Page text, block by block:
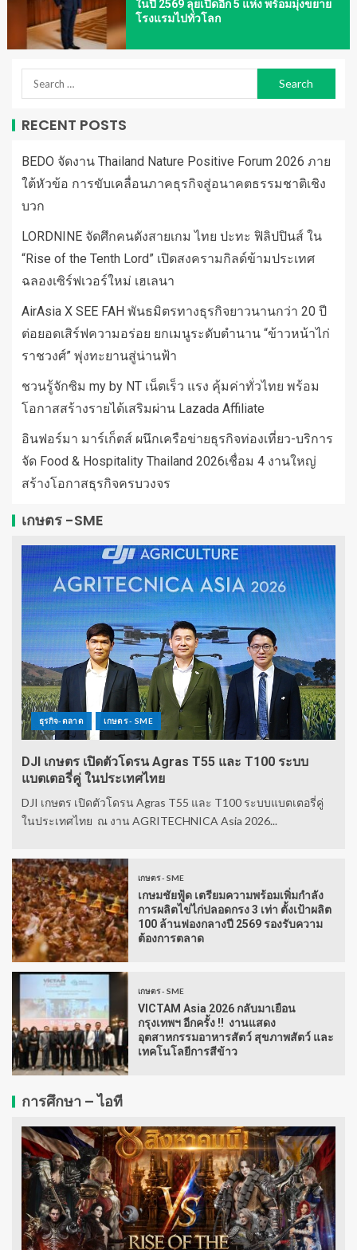
ในปี 2569 ลุยเปิดอีก 5 แห่ง พร้อมมุ่งขยาย
โรงแรมไปทั่วโลก
RECENT POSTS
BEDO จัดงาน Thailand Nature Positive Forum 2026 ภาย
ใต้หัวข้อ การขับเคลื่อนภาคธุรกิจสู่อนาคตธรรมชาติเชิง
บวก
LORDNINE จัดศึกคนดังสายเกม ไทย ปะทะ ฟิลิปปินส์ ใน
“Rise of the Tenth Lord” เปิดสงครามกิลด์ข้ามประเทศ
ฉลองเซิร์ฟเวอร์ใหม่ เฮเลนา
AirAsia X SEE FAH พันธมิตรทางธุรกิจยาวนานกว่า 20 ปี
ต่อยอดเสิร์ฟความอร่อย ยกเมนูระดับตำนาน “ข้าวหน้าไก่
ราชวงศ์” พุ่งทะยานสู่น่านฟ้า
ชวนรู้จักซิม my by NT เน็ตเร็ว แรง คุ้มค่าทั่วไทย พร้อม
โอกาสสร้างรายได้เสริมผ่าน Lazada Affiliate
อินฟอร์มา มาร์เก็ตส์ ผนึกเครือข่ายธุรกิจท่องเที่ยว-บริการ
จัด Food & Hospitality Thailand 2026เชื่อม 4 งานใหญ่
สร้างโอกาสธุรกิจครบวงจร
เกษตร -SME
ธุรกิจ-ตลาด เกษตร - SME
DJI เกษตร เปิดตัวโดรน Agras T55 และ T100 ระบบ
แบตเตอรี่คู่ ในประเทศไทย
DJI เกษตร เปิดตัวโดรน Agras T55 และ T100 ระบบแบตเตอรี่คู่
ในประเทศไทย ณ งาน AGRITECHNICA Asia 2026...
เกษตร - SME
เกษมชัยฟู้ด เตรียมความพร้อมเพิ่มกำลัง
การผลิตไข่ไก่ปลอดกรง 3 เท่า ตั้งเป้าผลิต
100 ล้านฟองกลางปี 2569 รองรับความ
ต้องการตลาด
เกษตร - SME
VICTAM Asia 2026 กลับมาเยือน
กรุงเทพฯ อีกครั้ง !! งานแสดง
อุตสาหกรรมอาหารสัตว์ สุขภาพสัตว์ และ
เทคโนโลยีการสีข้าว
การศึกษา – ไอที